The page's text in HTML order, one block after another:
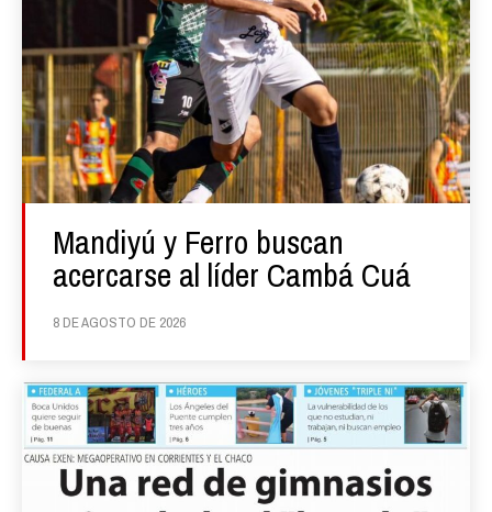
Mandiyú y Ferro buscan
acercarse al líder Cambá Cuá
8 DE AGOSTO DE 2026